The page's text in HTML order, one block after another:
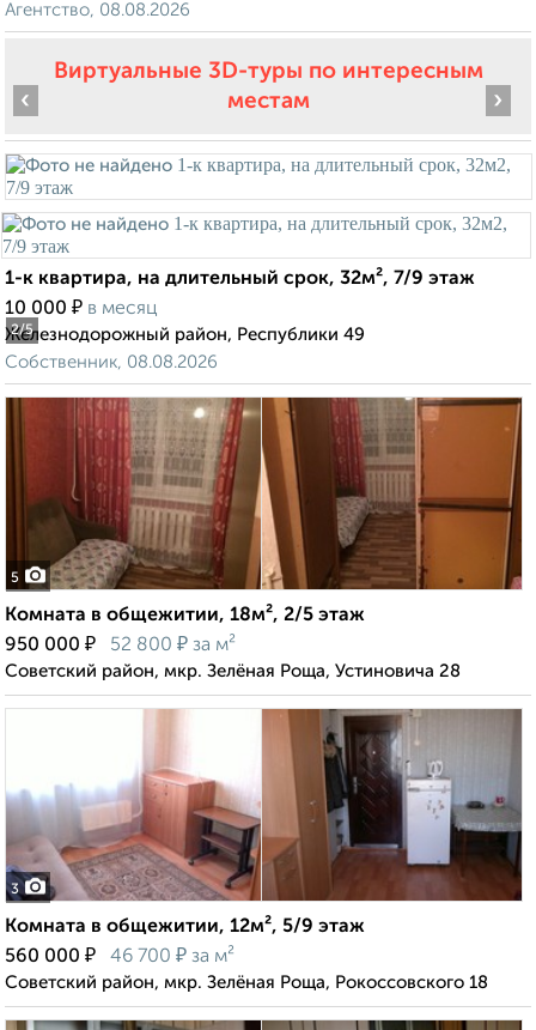
Агентство, 08.08.2026
Виртуальные 3D-туры по интересным
местам
2/5
‹ ›
1-к квартира, на длительный срок, 32м², 7/9 этаж
10 000 ₽ в месяц
Железнодорожный район, Республики 49
Собственник, 08.08.2026
5
Комната в общежитии, 18м², 2/5 этаж
950 000 ₽ 52 800 ₽ за м²
Советский район, мкр. Зелёная Роща, Устиновича 28
3
Комната в общежитии, 12м², 5/9 этаж
560 000 ₽ 46 700 ₽ за м²
Советский район, мкр. Зелёная Роща, Рокоссовского 18